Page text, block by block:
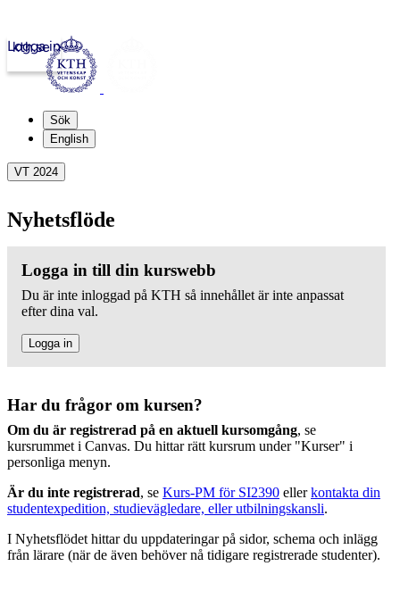
kth.se
Logga in
Sök
English
VT 2024
Nyhetsflöde
Logga in till din kurswebb
Du är inte inloggad på KTH så innehållet är inte anpassat
efter dina val.
Logga in
Har du frågor om kursen?
Om du är registrerad på en aktuell kursomgång, se
kursrummet i Canvas. Du hittar rätt kursrum under "Kurser" i
personliga menyn.
Är du inte registrerad, se Kurs-PM för SI2390 ellerkontakta din
studentexpedition, studievägledare, eller utbilningskansli.
I Nyhetsflödet hittar du uppdateringar på sidor, schema och inlägg
från lärare (när de även behöver nå tidigare registrerade studenter).